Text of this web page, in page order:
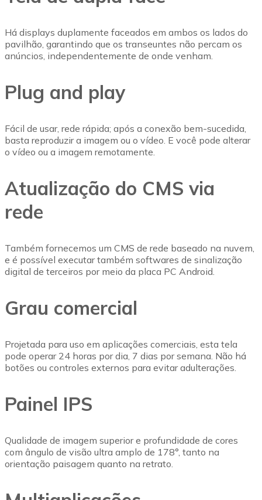
Há displays duplamente faceados em ambos os lados do
pavilhão, garantindo que os transeuntes não percam os
anúncios, independentemente de onde venham.
Plug and play
Fácil de usar, rede rápida; após a conexão bem-sucedida,
basta reproduzir a imagem ou o vídeo. E você pode alterar
o vídeo ou a imagem remotamente.
Atualização do CMS via
rede
Também fornecemos um CMS de rede baseado na nuvem,
e é possível executar também softwares de sinalização
digital de terceiros por meio da placa PC Android.
Grau comercial
Projetada para uso em aplicações comerciais, esta tela
pode operar 24 horas por dia, 7 dias por semana. Não há
botões ou controles externos para evitar adulterações.
Painel IPS
Qualidade de imagem superior e profundidade de cores
com ângulo de visão ultra amplo de 178°, tanto na
orientação paisagem quanto na retrato.